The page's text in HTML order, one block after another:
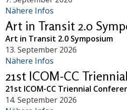
Nähere Infos
Art in Transit 2.0
Art in Transit 2.0 Symposium
13. September 2026
Nähere Infos
21st ICOM-CC
21st ICOM-CC Triennial
14. September 2026